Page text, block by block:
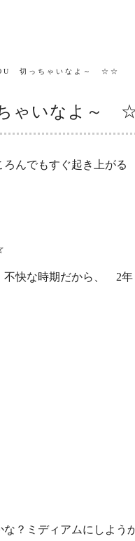
切っちゃいなよ～ ☆☆
ゃいなよ～
んでもすぐ起き上が
快な時期だから、 2年
な？ミディアムにしよ